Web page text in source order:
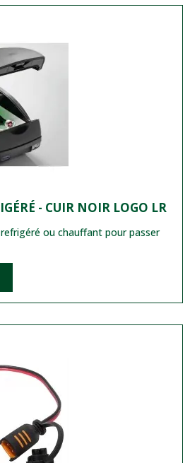
- CUIR NOIR LOGO LR
ou chauffant pour passer